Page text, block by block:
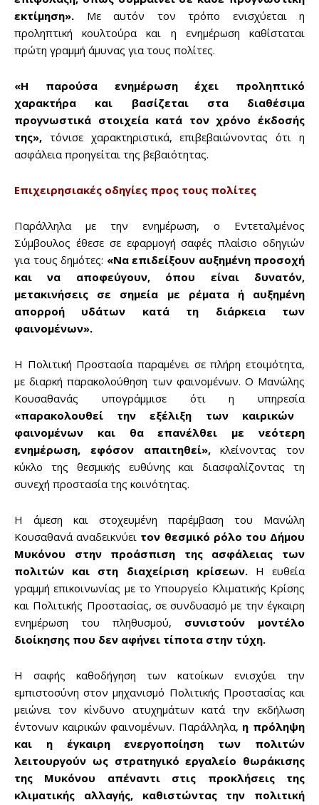
out!
Sing up for our newsletter
to stay in the loop.
εκτίμηση». Με αυτόν τον τρόπο ενισχύεται η
προληπτική κουλτούρα και η ενημέρωση καθίσταται
πρώτη γραμμή άμυνας για τους πολίτες.
«Η παρούσα ενημέρωση έχει προληπτικό
χαρακτήρα και βασίζεται στα διαθέσιμα
προγνωστικά στοιχεία κατά τον χρόνο έκδοσής
της», τόνισε χαρακτηριστικά, επιβεβαιώνοντας ότι η
ασφάλεια προηγείται της βεβαιότητας.
Επιχειρησιακές οδηγίες προς τους πολίτες
Παράλληλα με την ενημέρωση, ο Εντεταλμένος
Σύμβουλος έθεσε σε εφαρμογή σαφές πλαίσιο οδηγιών
για τους δημότες: «Να επιδείξουν αυξημένη προσοχή
και να αποφεύγουν, όπου είναι δυνατόν,
μετακινήσεις σε σημεία με ρέματα ή αυξημένη
απορροή υδάτων κατά τη διάρκεια των
φαινομένων».
Η Πολιτική Προστασία παραμένει σε πλήρη ετοιμότητα,
με διαρκή παρακολούθηση των φαινομένων. Ο Μανώλης
Κουσαθανάς υπογράμμισε ότι η υπηρεσία
«παρακολουθεί την εξέλιξη των καιρικών
φαινομένων και θα επανέλθει με νεότερη
ενημέρωση, εφόσον απαιτηθεί»,κλείνοντας τον
κύκλο της θεσμικής ευθύνης και διασφαλίζοντας τη
συνεχή προστασία της κοινότητας.
Η άμεση και στοχευμένη παρέμβαση του Μανώλη
Κουσαθανά αναδεικνύει τον θεσμικό ρόλο του Δήμου
Μυκόνου στην προάσπιση της ασφάλειας των
πολιτών και στη διαχείριση κρίσεων.Η ευθεία
γραμμή επικοινωνίας με το Υπουργείο Κλιματικής Κρίσης
και Πολιτικής Προστασίας, σε συνδυασμό με την έγκαιρη
ενημέρωση του πληθυσμού, συνιστούν μοντέλο
διοίκησης που δεν αφήνει τίποτα στην τύχη.
Η σαφής καθοδήγηση των κατοίκων ενισχύει την
εμπιστοσύνη στον μηχανισμό Πολιτικής Προστασίας και
μειώνει τον κίνδυνο ατυχημάτων κατά την εκδήλωση
έντονων καιρικών φαινομένων. Παράλληλα, η πρόληψη
και η έγκαιρη ενεργοποίηση των πολιτών
λειτουργούν ως στρατηγικό εργαλείο θωράκισης
της Μυκόνου απέναντι στις προκλήσεις της
κλιματικής αλλαγής, καθιστώντας την πολιτική